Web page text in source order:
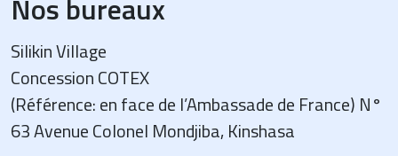
Nos bureaux
Silikin Village
Concession COTEX
(Référence: en face de l’Ambassade de France) N°
63 Avenue Colonel Mondjiba, Kinshasa